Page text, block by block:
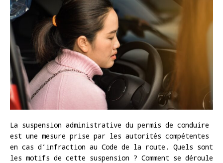
La suspension administrative du permis de conduire
est une mesure prise par les autorités compétentes
en cas d’infraction au Code de la route. Quels sont
les motifs de cette suspension ? Comment se déroule